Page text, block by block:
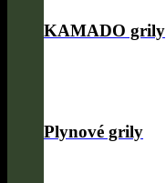
KAMADO grily
Plynové grily